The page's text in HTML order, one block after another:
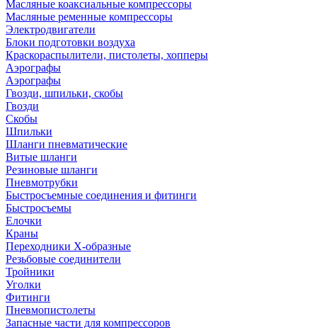
Масляные коаксиальные компрессоры
Масляные ременные компрессоры
Электродвигатели
Блоки подготовки воздуха
Краскораспылители, пистолеты, хопперы
Аэрографы
Аэрографы
Гвозди, шпильки, скобы
Гвозди
Скобы
Шпильки
Шланги пневматические
Витые шланги
Резиновые шланги
Пневмотрубки
Быстросъемные соединения и фитинги
Быстросъемы
Елочки
Краны
Переходники Х-образные
Резьбовые соединители
Тройники
Уголки
Фитинги
Пневмопистолеты
Запасные части для компрессоров